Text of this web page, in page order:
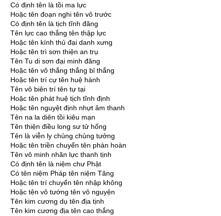
Có định tên là tồi ma lực
Hoặc tên đoạn nghi tên vô trước
Có định tên là tịch tĩnh đăng
Tên lực cao thắng tên thập lực
Hoặc tên kính thủ đại danh xưng
Hoặc tên trì sơn thiện an trụ
Tên Tu di sơn đại minh đăng
Hoặc tên vô thắng thắng bỉ thắng
Hoặc tên trí cự tên huệ hành
Tên vô biên trí tên tự tại
Hoặc tên phát huệ tịch tĩnh định
Hoặc tên nguyệt định nhựt âm thanh
Tên na la diên tồi kiêu mạn
Tên thiện điều long sư tử hống
Tên là viễn ly chủng chủng tưởng
Hoặc tên triền chuyển tên phàn hoàn
Tên vô minh nhãn lực thanh tịnh
Có định tên là niệm chư Phật
Có tên niệm Pháp tên niệm Tăng
Hoặc tên trí chuyển tên nhập không
Hoặc tên vô tướng tên vô nguyện
Tên kim cương dụ tên địa tịnh
Tên kim cương địa tên cao thắng